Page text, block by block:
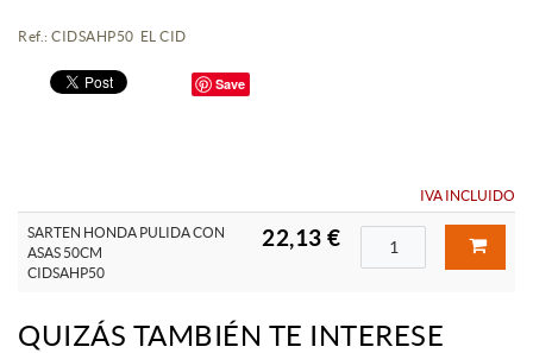
Ref.: CIDSAHP50 EL CID
Save
IVA INCLUIDO
SARTEN HONDA PULIDA CON
ASAS 50CM
CIDSAHP50
22,13 €
QUIZÁS TAMBIÉN TE INTERESE